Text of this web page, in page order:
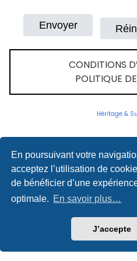
En poursuivant votre
acceptez l’utilisation de
de bénéficier d’une
optimale. En savoir plus…
J’accepte
CONDITIONS
POLITIQUE
Héritage &